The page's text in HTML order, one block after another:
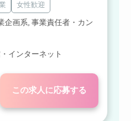
女性歓迎
企画系, 事業責任者・カン
インターネット
この求人に応募する